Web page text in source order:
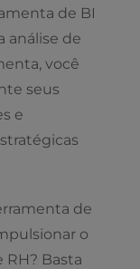
de BI
análise de
você
seus
e
de
o
Basta